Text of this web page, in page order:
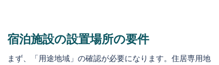
宿泊施設の設置場所の要件
まず、「用途地域」の確認が必要になります。住居専用地